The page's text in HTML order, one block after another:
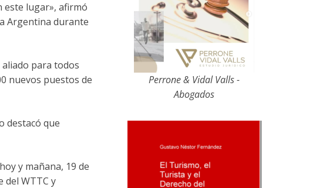
este lugar», afirmó
Argentina durante
para todos
nuevos puestos de
destacó que
y mañana, 19 de
del WTTC y
Perrone & Vidal Valls -
Abogados